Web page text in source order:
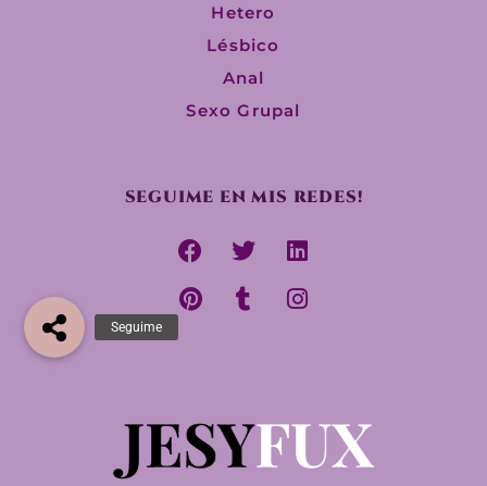
Hetero
Lésbico
Anal
Sexo Grupal
SEGUIME EN MIS REDES!